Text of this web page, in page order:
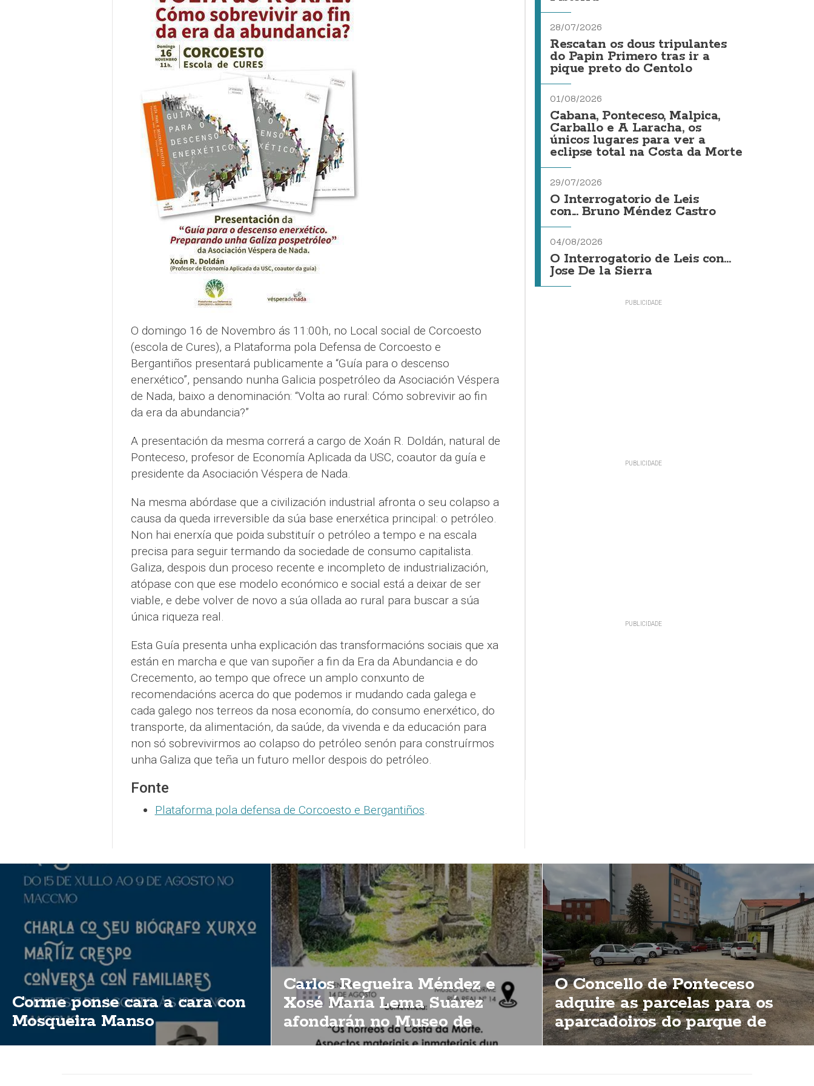
O domingo 16 de Novembro ás 11:00h, no Local social de Corcoesto
(escola de Cures), a Plataforma pola Defensa de Corcoesto e
Bergantiños presentará publicamente a “Guía para o descenso
enerxético”, pensando nunha Galicia pospetróleo da Asociación Véspera
de Nada, baixo a denominación: “Volta ao rural: Cómo sobrevivir ao fin
da era da abundancia?”
A presentación da mesma correrá a cargo de Xoán R. Doldán, natural de
Ponteceso, profesor de Economía Aplicada da USC, coautor da guía e
presidente da Asociación Véspera de Nada.
Na mesma abórdase que a civilización industrial afronta o seu colapso a
causa da queda irreversible da súa base enerxética principal: o petróleo.
Non hai enerxía que poida substituír o petróleo a tempo e na escala
precisa para seguir termando da sociedade de consumo capitalista.
Galiza, despois dun proceso recente e incompleto de industrialización,
atópase con que ese modelo económico e social está a deixar de ser
viable, e debe volver de novo a súa ollada ao rural para buscar a súa
única riqueza real.
Esta Guía presenta unha explicación das transformacións sociais que xa
están en marcha e que van supoñer a fin da Era da Abundancia e do
Crecemento, ao tempo que ofrece un amplo conxunto de
recomendacións acerca do que podemos ir mudando cada galega e
cada galego nos terreos da nosa economía, do consumo enerxético, do
transporte, da alimentación, da saúde, da vivenda e da educación para
non só sobrevivirmos ao colapso do petróleo senón para construírmos
unha Galiza que teña un futuro mellor despois do petróleo.
Fonte
Plataforma pola defensa de Corcoesto e Bergantiños.
28/07/2026
Rescatan os dous tripulantes
do Papin Primero tras ir a
pique preto do Centolo
01/08/2026
Cabana, Ponteceso, Malpica,
Carballo e A Laracha, os
únicos lugares para ver a
eclipse total na Costa da Morte
29/07/2026
O Interrogatorio de Leis
con... Bruno Méndez Castro
04/08/2026
O Interrogatorio de Leis con...
Jose De la Sierra
Corme ponse cara a cara con
Mosqueira Manso
Carlos Regueira Méndez e
Xosé María Lema Suárez
afondarán no Museo de
Corme sobre a importancia
O Concello de Ponteceso
adquire as parcelas para os
aparcadoiros do parque de
Bouzas